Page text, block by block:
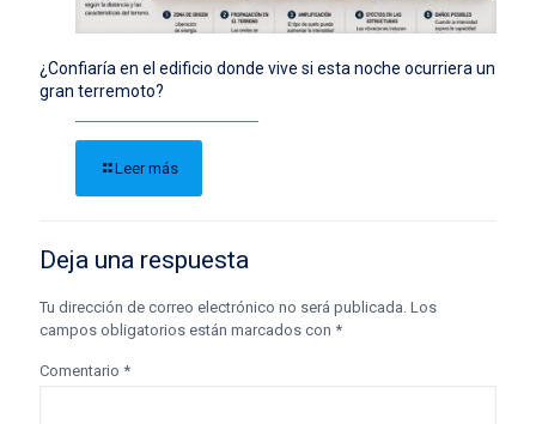
¿Confiaría en el edificio donde vive si esta noche ocurriera un
gran terremoto?
Leer más
Deja una respuesta
Tu dirección de correo electrónico no será publicada. Los
campos obligatorios están marcados con *
Comentario *